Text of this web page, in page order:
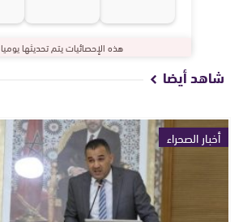
هذه الإحصائيات يتم تحديثها يوميا
شاهد أيضا
أخبار الصحراء